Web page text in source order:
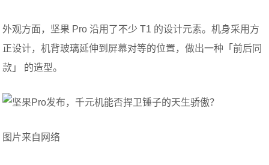
外观方面，坚果 Pro 沿用了不少 T1 的设计元素。机身采用方
正设计，机背玻璃延伸到屏幕对等的位置，做出一种「前后同
款」 的造型。
图片来自网络